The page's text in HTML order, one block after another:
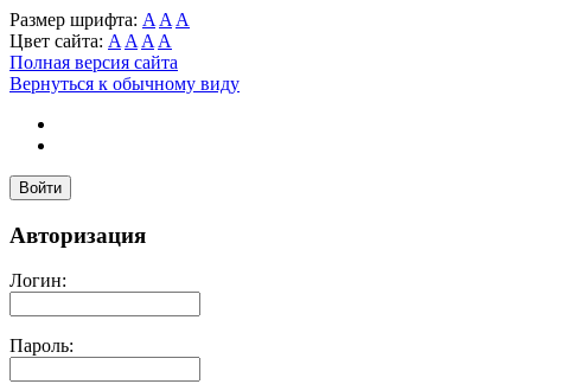
Размер шрифта: A A A
Цвет сайта: A A A A
Полная версия сайта
Вернуться к обычному виду
Войти
Авторизация
Логин:
Пароль: